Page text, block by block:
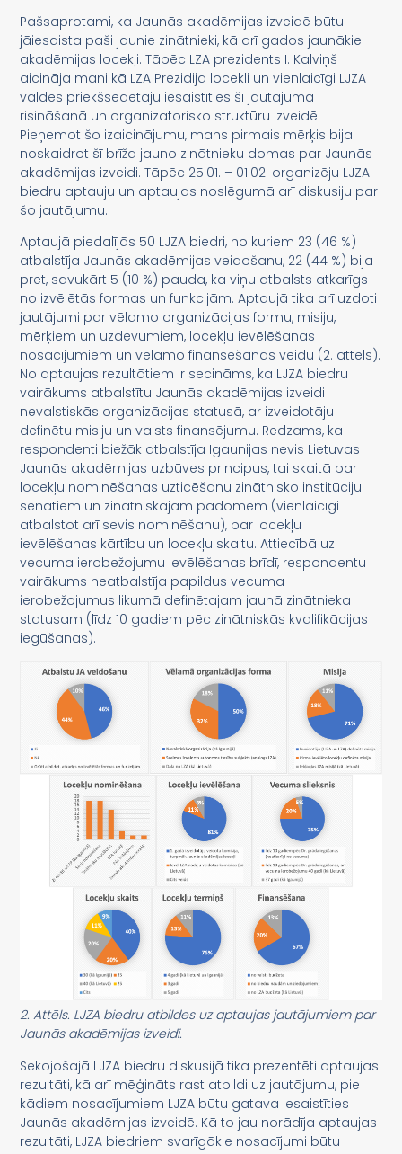
Pašsaprotami, ka Jaunās akadēmijas izveidē būtu
jāiesaista paši jaunie zinātnieki, kā arī gados jaunākie
akadēmijas locekļi. Tāpēc LZA prezidents I. Kalviņš
aicināja mani kā LZA Prezidija locekli un vienlaicīgi LJZA
valdes priekšsēdētāju iesaistīties šī jautājuma
risināšanā un organizatorisko struktūru izveidē.
Pieņemot šo izaicinājumu, mans pirmais mērķis bija
noskaidrot šī brīža jauno zinātnieku domas par Jaunās
akadēmijas izveidi. Tāpēc 25.01. – 01.02. organizēju LJZA
biedru aptauju un aptaujas noslēgumā arī diskusiju par
šo jautājumu.
Aptaujā piedalījās 50 LJZA biedri, no kuriem 23 (46 %)
atbalstīja Jaunās akadēmijas veidošanu, 22 (44 %) bija
pret, savukārt 5 (10 %) pauda, ka viņu atbalsts atkarīgs
no izvēlētās formas un funkcijām. Aptaujā tika arī uzdoti
jautājumi par vēlamo organizācijas formu, misiju,
mērķiem un uzdevumiem, locekļu ievēlēšanas
nosacījumiem un vēlamo finansēšanas veidu (2. attēls).
No aptaujas rezultātiem ir secināms, ka LJZA biedru
vairākums atbalstītu Jaunās akadēmijas izveidi
nevalstiskās organizācijas statusā, ar izveidotāju
definētu misiju un valsts finansējumu. Redzams, ka
respondenti biežāk atbalstīja Igaunijas nevis Lietuvas
Jaunās akadēmijas uzbūves principus, tai skaitā par
locekļu nominēšanas uzticēšanu zinātnisko institūciju
senātiem un zinātniskajām padomēm (vienlaicīgi
atbalstot arī sevis nominēšanu), par locekļu
ievēlēšanas kārtību un locekļu skaitu. Attiecībā uz
vecuma ierobežojumu ievēlēšanas brīdī, respondentu
vairākums neatbalstīja papildus vecuma
ierobežojumus likumā definētajam jaunā zinātnieka
statusam (līdz 10 gadiem pēc zinātniskās kvalifikācijas
iegūšanas).
2. Attēls. LJZA biedru atbildes uz aptaujas jautājumiem par
Jaunās akadēmijas izveidi.
Sekojošajā LJZA biedru diskusijā tika prezentēti aptaujas
rezultāti, kā arī mēģināts rast atbildi uz jautājumu, pie
kādiem nosacījumiem LJZA būtu gatava iesaistīties
Jaunās akadēmijas izveidē. Kā to jau norādīja aptaujas
rezultāti, LJZA biedriem svarīgākie nosacījumi būtu